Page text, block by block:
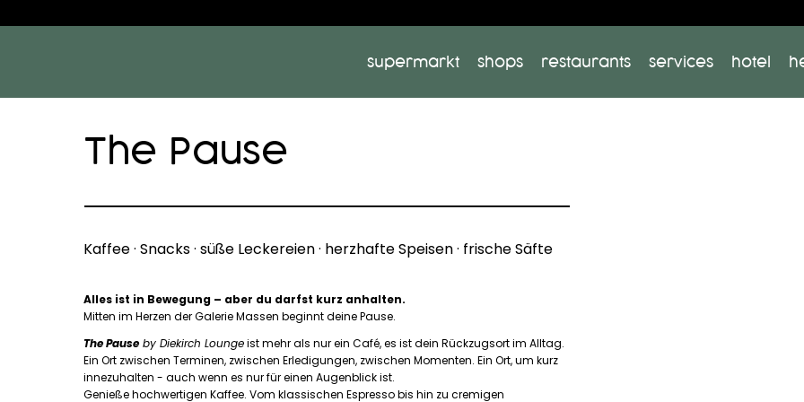
supermarkt shops restaurants services hotel
The Pause
Kaffee · Snacks · süße Leckereien · herzhafte Speisen · frische Säfte
Alles ist in Bewegung – aber du darfst kurz anhalten.
Mitten im Herzen der Galerie Massen beginnt deine Pause.
The Pause by Diekirch Loungeist mehr als nur ein Café, es ist dein Rückzugsort im Alltag.
Ein Ort zwischen Terminen, zwischen Erledigungen, zwischen Momenten. Ein Ort, um kurz
innezuhalten - auch wenn es nur für einen Augenblick ist.
Genieße hochwertigen Kaffee. Vom klassischen Espresso bis hin zu cremigen